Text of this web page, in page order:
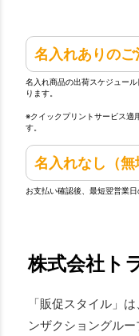
名入れありのご
名入れ商品の出荷スケジュー
ります。
※クイックプリントサービス適
す。
名入れなし（
お支払い確認後、最短翌営業日
株式会社ト
「販促スタイル」
ンザクショングル